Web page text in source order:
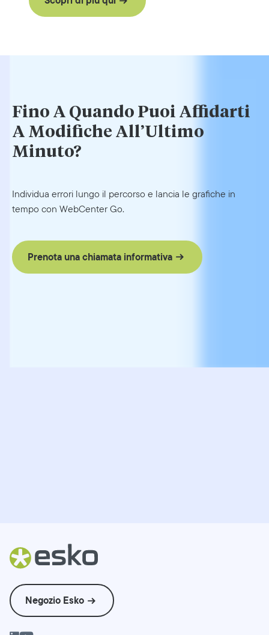
Fino A Quando Puoi Affidarti
A Modifiche All’Ultimo
Minuto?
Individua errori lungo il percorso e lancia le grafiche in
tempo con WebCenter Go.
Prenota una chiamata informativa
Negozio Esko